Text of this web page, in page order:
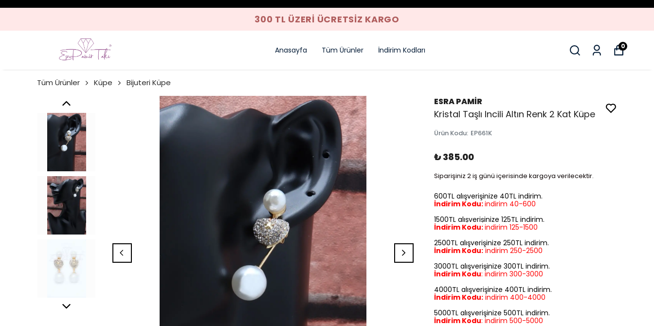
YENI SEZON ÜRÜNLER
Anasayfa Tüm Ürünler İndirim Kodları 0
Tüm Ürünler Küpe Bijuteri Küpe
ESRA PAMİR
Kristal Taşlı Incili Altın Renk 2 Kat Küpe
Ürün Kodu: EP661K
₺ 385.00
Siparişiniz 2 iş günü içerisinde kargoya verilecektir.
600TL alışverişinize 40TL indirim.
İndirim Kodu:indirim 40-600
1500TL alışverişinize 125TL indirim.
İndirim Kodu:indirim 125-1500
2500TL alışverişinize 250TL indirim.
İndirim Kodu: indirim 250-2500
3000TL alışverişinize 300TL indirim.
İndirim Kodu: indirim 300-3000
4000TL alışverişinize 400TL indirim.
İndirim Kodu: indirim 400-4000
5000TL alışverişinize 500TL indirim.
İndirim Kodu: indirim 500-5000